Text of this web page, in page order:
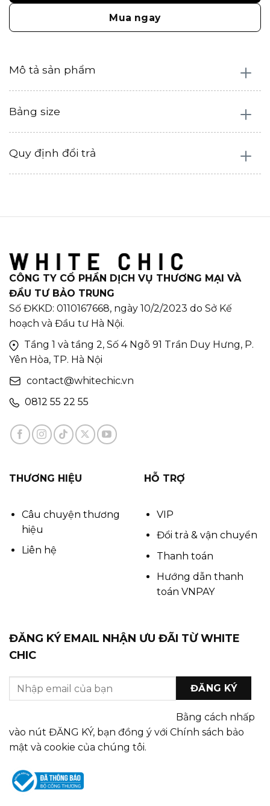
Mua ngay
Mô tả sản phẩm
Bảng size
Quy định đổi trả
CÔNG TY CỔ PHẦN DỊCH VỤ THƯƠNG MẠI VÀ
ĐẦU TƯ BẢO TRUNG
Số ĐKKD: 0110167668, ngày 10/2/2023 do Sở Kế
hoạch và Đầu tư Hà Nội.
Tầng 1 và tầng 2, Số 4 Ngõ 91 Trần Duy Hưng, P.
Yên Hòa, TP. Hà Nội
contact@whitechic.vn
0812 55 22 55
THƯƠNG HIỆU
Câu chuyện thương
hiệu
Liên hệ
HỖ TRỢ
VIP
Đổi trả & vận chuyển
Thanh toán
Hướng dẫn thanh
toán VNPAY
ĐĂNG KÝ EMAIL NHẬN ƯU ĐÃI TỪ WHITE
CHIC
Bằng cách nhấp
vào nút ĐĂNG KÝ, bạn đồng ý với Chính sách bảo
mật và cookie của chúng tôi.